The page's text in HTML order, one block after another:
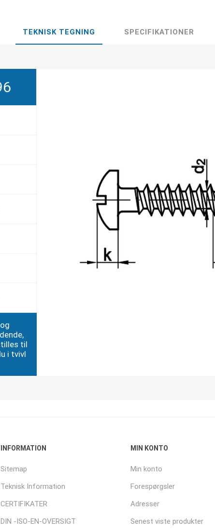
TEKNISK TEGNING SPECIFIKATIONER
til
i tvivl
INFORMATION
Sitemap
Teknisk Information
CERTIFIKATER
DIN -ISO-EN-OVERSIGT
MIN KONTO
Min konto
Forespørgsler
Adresser
Senest viste produkter